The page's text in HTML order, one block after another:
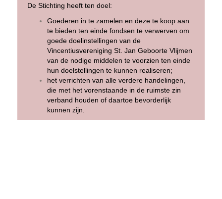
De Stichting heeft ten doel:
Goederen in te zamelen en deze te koop aan
te bieden ten einde fondsen te verwerven om
goede doelinstellingen van de
Vincentiusvereniging St. Jan Geboorte Vlijmen
van de nodige middelen te voorzien ten einde
hun doelstellingen te kunnen realiseren;
het verrichten van alle verdere handelingen,
die met het vorenstaande in de ruimste zin
verband houden of daartoe bevorderlijk
kunnen zijn.